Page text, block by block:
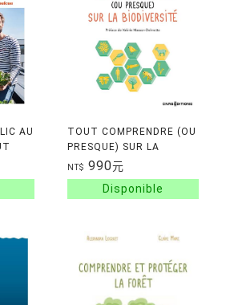
AU
TOUT COMPRENDRE (OU
PRESQUE) SUR LA
BIODIVERSITE
NT$ 990元